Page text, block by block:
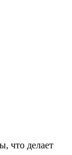
что делает